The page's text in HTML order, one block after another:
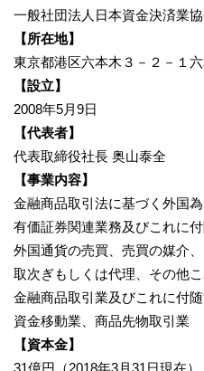
一般社団法人日本資金決済業
【所在地】
東京都港区六本木３－２－１
【設立】
2008年5月9日
【代表者】
代表取締役社長 奥山泰全
【事業内容】
金融商品取引法に基づく外国為
有価証券関連業務及びこれに
外国通貨の売買、売買の媒介、
取次ぎもしくは代理、その他
金融商品取引業及びこれに付
資金移動業、商品先物取引業
【資本金】
31億円（2018年3月31日現在）